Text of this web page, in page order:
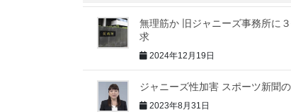
無理筋か 旧ジャニーズ事務所に
求
2024年12月19日
ジャニーズ性加害 スポーツ新聞
2023年8月31日